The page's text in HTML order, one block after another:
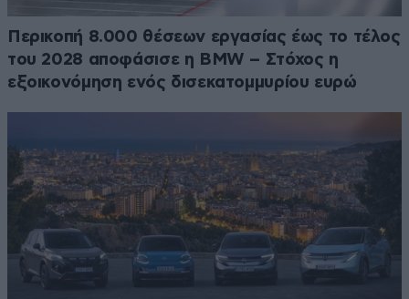
Περικοπή 8.000 θέσεων εργασίας έως το τέλος
του 2028 αποφάσισε η BMW – Στόχος η
εξοικονόμηση ενός δισεκατομμυρίου ευρώ